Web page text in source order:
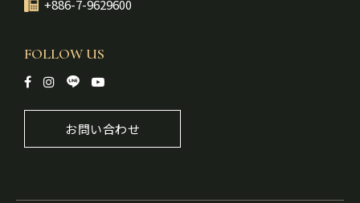
+886-7-9629600
FOLLOW US
お問い合わせ